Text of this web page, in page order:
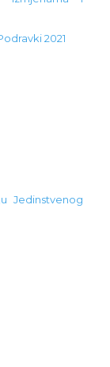
2021
Jedinstvenog